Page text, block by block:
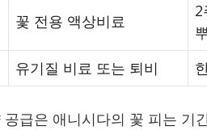
꽃 전용 액상비료
2
유기질 비료 또는 퇴비
공급은 애니시다의 꽃 피는 기